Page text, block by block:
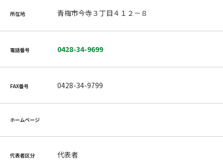
所在地 青梅市今寺３丁目４１２－８
電話番号 0428-34-9699
FAX番号 0428-34-9799
ホームページ
代表者区分 代表者